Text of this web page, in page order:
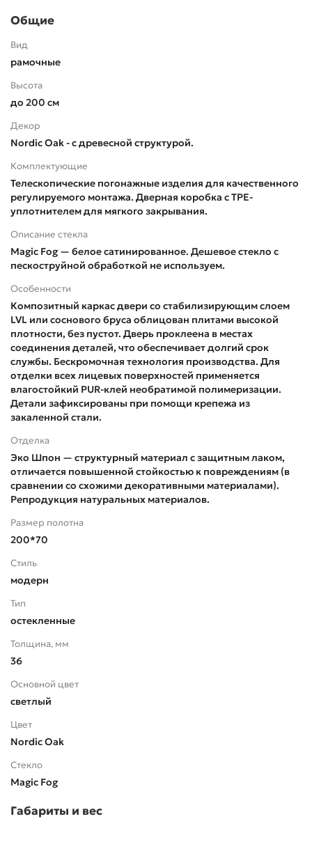
Общие
Вид
рамочные
Высота
до 200 см
Декор
Nordic Oak - с древесной структурой.
Комплектующие
Телескопические погонажные изделия для качественного
регулируемого монтажа. Дверная коробка с TPE-
уплотнителем для мягкого закрывания.
Описание стекла
Magic Fog — белое сатинированное. Дешевое стекло с
пескоструйной обработкой не используем.
Особенности
Композитный каркас двери со стабилизирующим слоем
LVL или соснового бруса облицован плитами высокой
плотности, без пустот. Дверь проклеена в местах
соединения деталей, что обеспечивает долгий срок
службы. Бескромочная технология производства. Для
отделки всех лицевых поверхностей применяется
влагостойкий PUR-клей необратимой полимеризации.
Детали зафиксированы при помощи крепежа из
закаленной стали.
Отделка
Эко Шпон — структурный материал с защитным лаком,
отличается повышенной стойкостью к повреждениям (в
сравнении со схожими декоративными материалами).
Репродукция натуральных материалов.
Размер полотна
200*70
Стиль
модерн
Тип
остекленные
Толщина, мм
36
Основной цвет
светлый
Цвет
Nordic Oak
Стекло
Magic Fog
Габариты и вес